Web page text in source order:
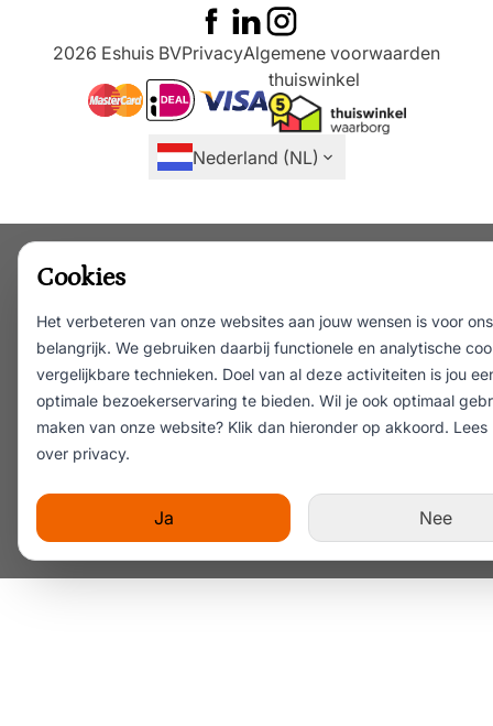
2026 Eshuis BVPrivacyAlgemene voorwaarden
mastercard
ideal
visa
thuiswinkel
Nederland (NL)
Cookies
Het verbeteren van onze websites aan jouw wensen is voor ons
belangrijk. We gebruiken daarbij functionele en analytische
vergelijkbare technieken. Doel van al deze activiteiten is jou
optimale bezoekerservaring te bieden. Wil je ook optimaal
maken van onze website? Klik dan hieronder op akkoord. Lees
over privacy.
Ja Nee